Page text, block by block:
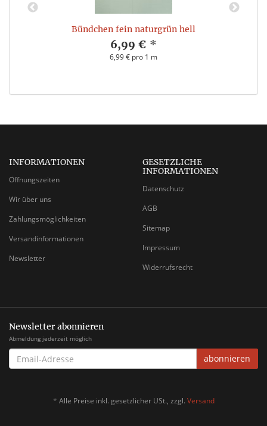
Bündchen fein naturgrün hell
6,99 € *
6,99 € pro 1 m
INFORMATIONEN
Öffnungszeiten
Wir über uns
Zahlungsmöglichkeiten
Versandinformationen
Newsletter
GESETZLICHE
INFORMATIONEN
Datenschutz
AGB
Sitemap
Impressum
Widerrufsrecht
Newsletter abonnieren
Abmeldung jederzeit möglich
EMAIL-
ADRESSE
abonnieren
* Alle Preise inkl. gesetzlicher USt., zzgl. Versand